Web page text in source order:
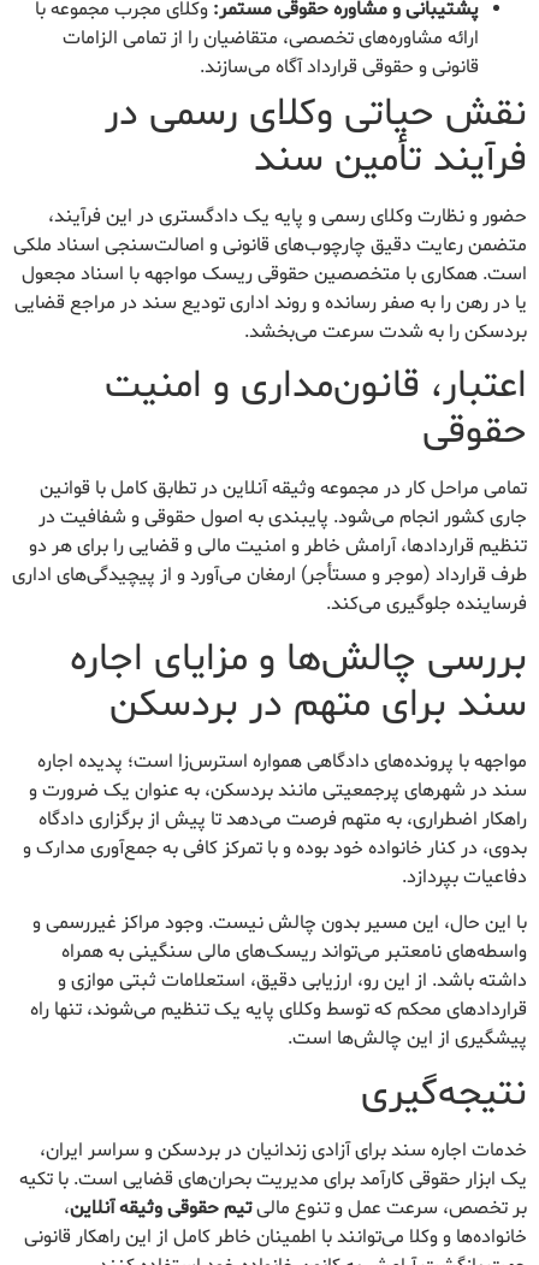
پشتیبانی و مشاوره حقوقی مستمر: وکلای مجرب مجموعه با
ارائه مشاوره‌های تخصصی، متقاضیان را از تمامی الزامات
قانونی و حقوقی قرارداد آگاه می‌سازند.
نقش حیاتی وکلای رسمی در
فرآیند تأمین سند
حضور و نظارت وکلای رسمی و پایه یک دادگستری در این فرآیند،
متضمن رعایت دقیق چارچوب‌های قانونی و اصالت‌سنجی اسناد ملکی
است. همکاری با متخصصین حقوقی ریسک مواجهه با اسناد مجعول
یا در رهن را به صفر رسانده و روند اداری تودیع سند در مراجع قضایی
بردسکن را به شدت سرعت می‌بخشد.
اعتبار، قانون‌مداری و امنیت
حقوقی
تمامی مراحل کار در مجموعه وثیقه آنلاین در تطابق کامل با قوانین
جاری کشور انجام می‌شود. پایبندی به اصول حقوقی و شفافیت در
تنظیم قراردادها، آرامش خاطر و امنیت مالی و قضایی را برای هر دو
طرف قرارداد (موجر و مستأجر) ارمغان می‌آورد و از پیچیدگی‌های اداری
فرساینده جلوگیری می‌کند.
بررسی چالش‌ها و مزایای اجاره
سند برای متهم در بردسکن
مواجهه با پرونده‌های دادگاهی همواره استرس‌زا است؛ پدیده اجاره
سند در شهرهای پرجمعیتی مانند بردسکن، به عنوان یک ضرورت و
راهکار اضطراری، به متهم فرصت می‌دهد تا پیش از برگزاری دادگاه
بدوی، در کنار خانواده خود بوده و با تمرکز کافی به جمع‌آوری مدارک و
دفاعیات بپردازد.
با این حال، این مسیر بدون چالش نیست. وجود مراکز غیررسمی و
واسطه‌های نامعتبر می‌تواند ریسک‌های مالی سنگینی به همراه
داشته باشد. از این رو، ارزیابی دقیق، استعلامات ثبتی موازی و
قراردادهای محکم که توسط وکلای پایه یک تنظیم می‌شوند، تنها راه
پیشگیری از این چالش‌ها است.
نتیجه‌گیری
خدمات اجاره سند برای آزادی زندانیان در بردسکن و سراسر ایران،
یک ابزار حقوقی کارآمد برای مدیریت بحران‌های قضایی است. با تکیه
بر تخصص، سرعت عمل و تنوع مالیتیم حقوقی وثیقه آنلاین،
خانواده‌ها و وکلا می‌توانند با اطمینان خاطر کامل از این راهکار قانونی